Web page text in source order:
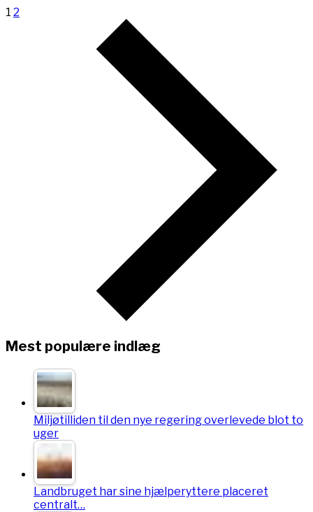
1 2
Mest populære indlæg
Miljøtilliden til den nye regering overlevede blot to
uger
Landbruget har sine hjælperyttere placeret
centralt…